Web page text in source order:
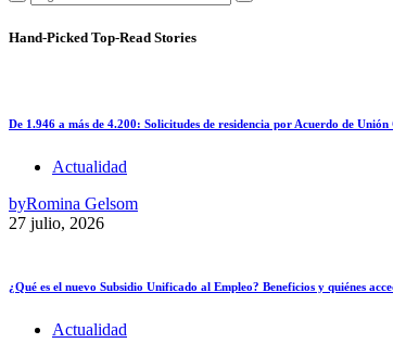
Hand-Picked Top-Read Stories
De 1.946 a más de 4.200: Solicitudes de residencia por Acuerdo de
Actualidad
byRomina Gelsom
27 julio, 2026
¿Qué es el nuevo Subsidio Unificado al Empleo? Beneficios y quiénes
Actualidad